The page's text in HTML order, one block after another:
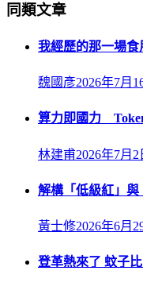
同類文章
我經歷的那一場食
魏國彥2026年7月
算力即國力
林建甫2026年7月2
解構「低級紅」
黃士修2026年6月
登革熱來了 蚊子